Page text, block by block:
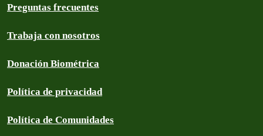
Preguntas frecuentes
Trabaja con nosotros
Donación Biométrica
Política de privacidad
Política de Comunidades